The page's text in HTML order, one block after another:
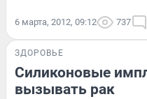
6 марта, 2012, 09:12 737
ЗДОРОВЬЕ
Силиконовые
вызывать рак